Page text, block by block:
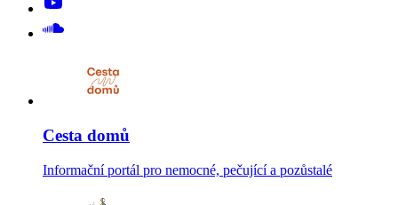
Cesta domů
Informační portál pro nemocné, pečující a pozůstalé